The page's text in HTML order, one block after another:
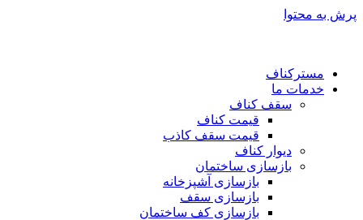
پرش به محتوا
مسترکناف
خدمات ما
سقف کناف
قیمت کناف
قیمت سقف کاذب
دیوار کناف
بازسازی ساختمان
بازسازی آشپزخانه
بازسازی سقف
بازسازی کف ساختمان